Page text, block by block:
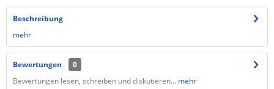
Beschreibung
mehr
Bewertungen
0
Bewertungen lesen, schreiben und diskutieren... mehr